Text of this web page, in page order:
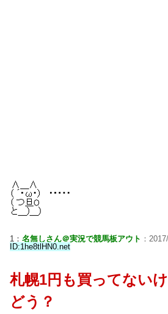
1： 名無しさん＠実況で競馬板アウト ：
ID:1he8tlHN0.net
札幌1円も買ってない
どう？